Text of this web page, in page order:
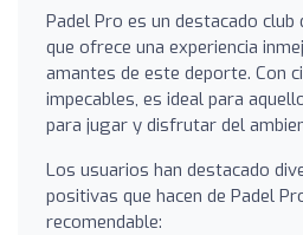
Padel Pro es un destacado club
que ofrece una experiencia
amantes de este deporte. Con
impecables, es ideal para
para jugar y disfrutar del
Los usuarios han destacado
positivas que hacen de Padel
recomendable: